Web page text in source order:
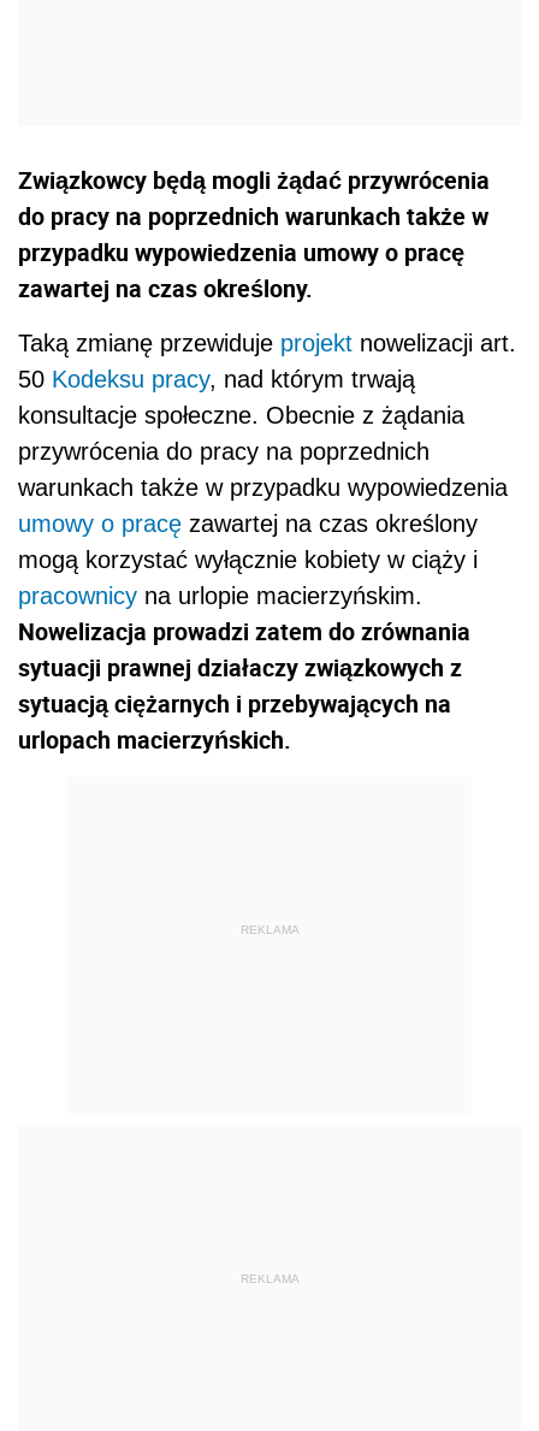
Związkowcy będą mogli żądać przywrócenia
do pracy na poprzednich warunkach także w
przypadku wypowiedzenia umowy o pracę
zawartej na czas określony.
Taką zmianę przewiduje projekt nowelizacji art.
50 Kodeksu pracy, nad którym trwają
konsultacje społeczne. Obecnie z żądania
przywrócenia do pracy na poprzednich
warunkach także w przypadku wypowiedzenia
umowy o pracę zawartej na czas określony
mogą korzystać wyłącznie kobiety w ciąży i
pracownicy na urlopie macierzyńskim.
Nowelizacja prowadzi zatem do zrównania
sytuacji prawnej działaczy związkowych z
sytuacją ciężarnych i przebywających na
urlopach macierzyńskich.
REKLAMA
REKLAMA